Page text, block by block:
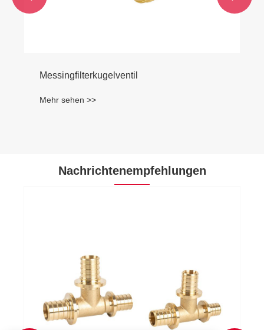
Messingfilterkugelventil
Mehr sehen >>
Nachrichtenempfehlungen